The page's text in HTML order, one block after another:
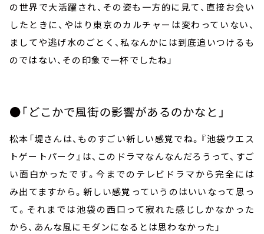
の世界で大活躍され、その姿も一方的に見て、直接お会い
したときに、やはり東京のカルチャーは変わっていない、
ましてや逃げ水のごとく、私なんかには到底追いつけるも
のではない、その印象で一杯でしたね」
●「どこかで風街の影響があるのかなと」
松本「堤さんは、ものすごい新しい感覚でね。『池袋ウエス
トゲートパーク』は、このドラマなんなんだろうって、すご
い面白かったです。今までのテレビドラマから完全には
み出てますから。新しい感覚っていうのはいいなって思っ
て。それまでは池袋の西口って寂れた感じしかなかった
から、あんな風にモダンになるとは思わなかった」